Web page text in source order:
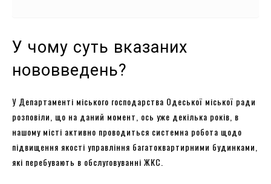
У чому суть вказаних
нововведень?
У Департаменті міського господарства Одеської міської ради
розповіли, що на даний момент, ось уже декілька років, в
нашому місті активно проводиться системна робота щодо
підвищення якості управління багатоквартирними будинками,
які перебувають в обслуговуванні ЖКС.